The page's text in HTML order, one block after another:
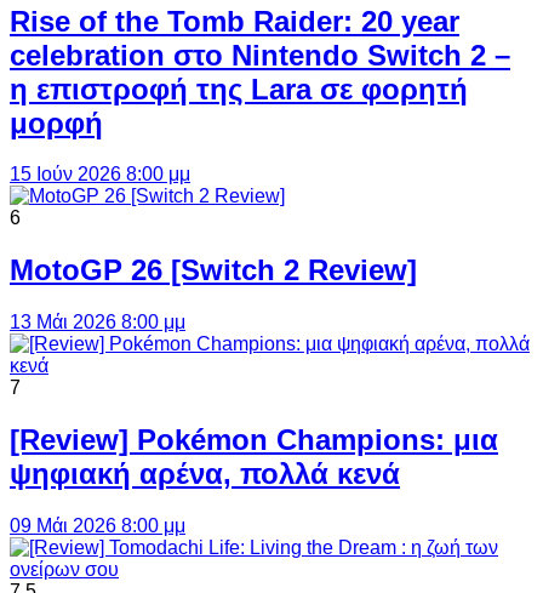
Rise of the Tomb Raider: 20 year
celebration στο Nintendo Switch 2 –
η επιστροφή της Lara σε φορητή
μορφή
15 Ιούν 2026 8:00 μμ
6
MotoGP 26 [Switch 2 Review]
13 Μάι 2026 8:00 μμ
7
[Review] Pokémon Champions: μια
ψηφιακή αρένα, πολλά κενά
09 Μάι 2026 8:00 μμ